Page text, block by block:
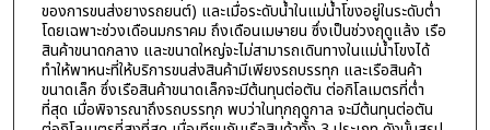
ของการขนส่งยางรถยนต์) และเมื่อระดับน้ำในแม่น้ำโขงอยู่ในระดับต่ำ
โดยเฉพาะช่วงเดือนมกราคม ถึงเดือนเมษายน ซึ่งเป็นช่วงฤดูแล้ง เรือ
สินค้าขนาดกลาง และขนาดใหญ่จะไม่สามารถเดินทางในแม่น้ำโขงได้
ทำให้พาหนะที่ให้บริการขนส่งสินค้ามีเพียงรถบรรทุก และเรือสินค้า
ขนาดเล็ก ซึ่งเรือสินค้าขนาดเล็กจะมีต้นทุนต่อตัน ต่อกิโลเมตรที่ต่ำ
ที่สุด เมื่อพิจารณาถึงรถบรรทุก พบว่าในทุกฤดูกาล จะมีต้นทุนต่อตัน